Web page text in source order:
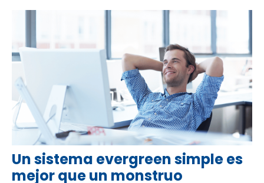
Un sistema evergreen simple es
mejor que un monstruo